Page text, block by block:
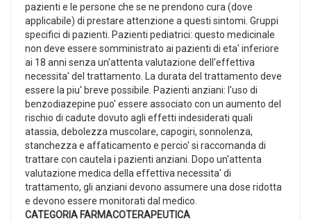
pazienti e le persone che se ne prendono cura (dove
applicabile) di prestare attenzione a questi sintomi. Gruppi
specifici di pazienti. Pazienti pediatrici: questo medicinale
non deve essere somministrato ai pazienti di eta' inferiore
ai 18 anni senza un'attenta valutazione dell'effettiva
necessita' del trattamento. La durata del trattamento deve
essere la piu' breve possibile. Pazienti anziani: l'uso di
benzodiazepine puo' essere associato con un aumento del
rischio di cadute dovuto agli effetti indesiderati quali
atassia, debolezza muscolare, capogiri, sonnolenza,
stanchezza e affaticamento e percio' si raccomanda di
trattare con cautela i pazienti anziani. Dopo un'attenta
valutazione medica della effettiva necessita' di
trattamento, gli anziani devono assumere una dose ridotta
e devono essere monitorati dal medico.
CATEGORIA FARMACOTERAPEUTICA